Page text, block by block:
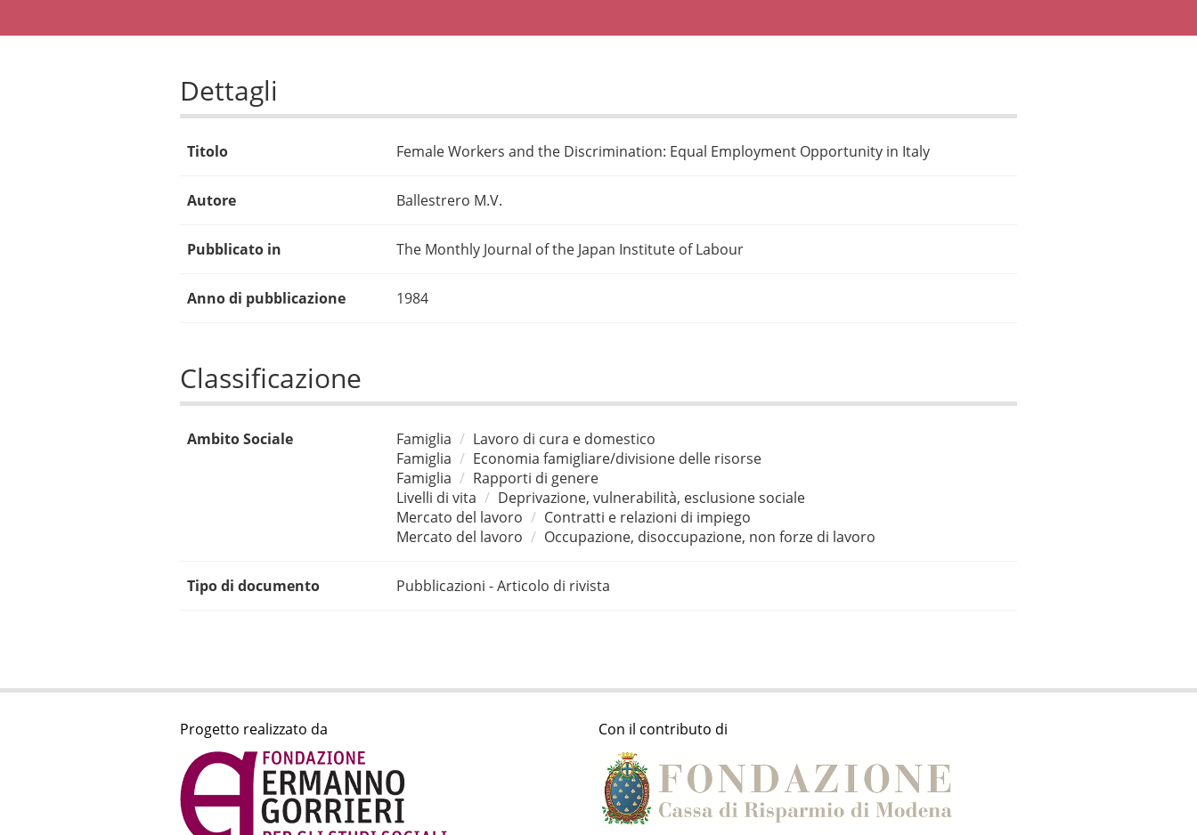
Dettagli
Titolo Female Workers and the Discrimination: Equal Employment Opportunity in Italy
Autore Ballestrero M.V.
Pubblicato in The Monthly Journal of the Japan Institute of Labour
Anno di pubblicazione 1984
Classificazione
Ambito Sociale Famiglia
Lavoro di cura e domestico
Famiglia
Economia famigliare/divisione delle risorse
Famiglia
Rapporti di genere
Livelli di vita
Deprivazione, vulnerabilità, esclusione sociale
Mercato del lavoro
Contratti e relazioni di impiego
Mercato del lavoro
Occupazione, disoccupazione, non forze di lavoro
Tipo di documento Pubblicazioni - Articolo di rivista
Progetto realizzato da Con il contributo di